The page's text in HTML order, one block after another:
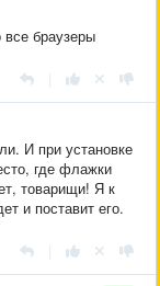
браузеры
И при установке
где флажки
товарищи! Я к
и поставит его.